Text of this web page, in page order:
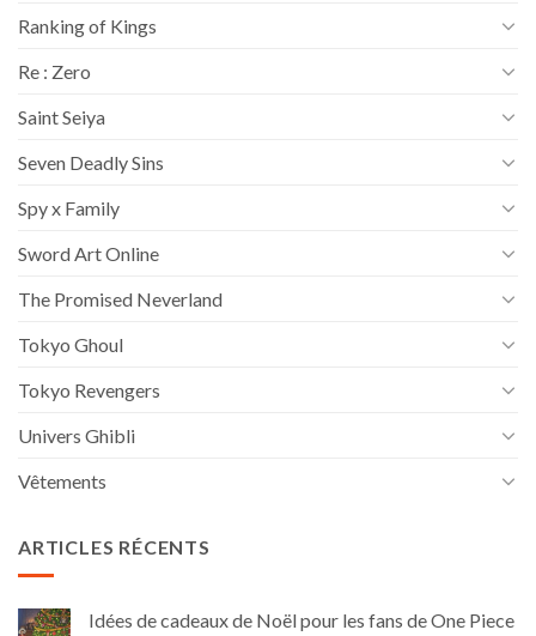
Ranking of Kings
Re : Zero
Saint Seiya
Seven Deadly Sins
Spy x Family
Sword Art Online
The Promised Neverland
Tokyo Ghoul
Tokyo Revengers
Univers Ghibli
Vêtements
ARTICLES RÉCENTS
Idées de cadeaux de Noël pour les fans de One Piece